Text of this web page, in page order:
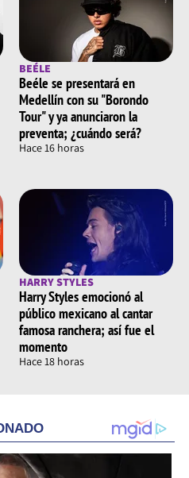
BEÉLE
Beéle se presentará en
Medellín con su "Borondo
Tour" y ya anunciaron la
preventa; ¿cuándo será?
Hace 16 horas
HARRY STYLES
Harry Styles emocionó al
público mexicano al cantar
famosa ranchera; así fue el
momento
Hace 18 horas